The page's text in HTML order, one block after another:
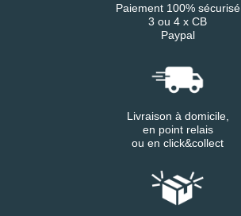
Paiement 100% sécurisé
3 ou 4 x CB
Paypal
Livraison à domicile,
en point relais
ou en click&collect